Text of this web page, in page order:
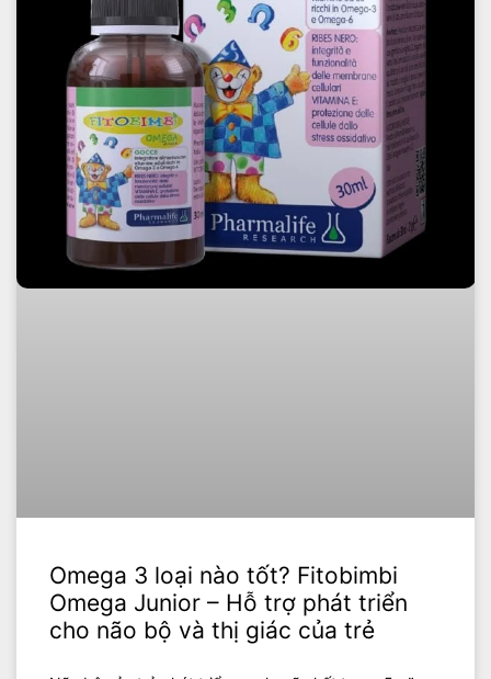
Omega 3 loại nào tốt? Fitobimbi
Omega Junior – Hỗ trợ phát triển
cho não bộ và thị giác của trẻ